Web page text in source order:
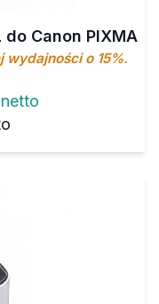
Canon PIXMA
wydajności o 15%.
netto